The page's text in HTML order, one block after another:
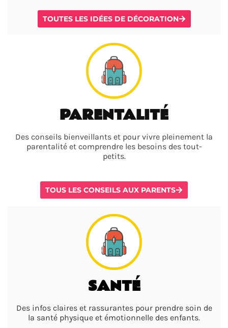
TOUTES LES IDÉES DE DÉCORATION
PARENTALITÉ
Des conseils bienveillants et pour vivre pleinement la
parentalité et comprendre les besoins des tout-
petits.
TOUS LES CONSEILS AUX PARENTS
SANTÉ
Des infos claires et rassurantes pour prendre soin de
la santé physique et émotionnelle des enfants.